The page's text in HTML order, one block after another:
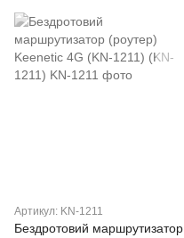
Артикул: KN-1211
Бездротовий маршрутизатор